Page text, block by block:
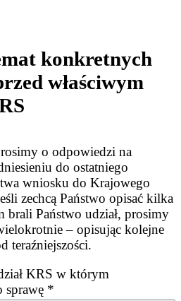
konkretnych
właściwym
o odpowiedzi na
do ostatniego
wniosku do Krajowego
zechcą Państwo opisać kilka
brali Państwo udział, prosimy
– opisując kolejne
teraźniejszości.
KRS w którym
sprawę *